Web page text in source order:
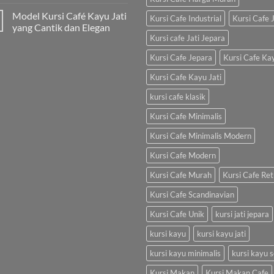
Model Kursi Café Kayu Jati
yang Cantik dan Elegan
Kursi Cafe Industrial
Kursi Cafe
Kursi cafe Jati Jepara
Kursi Cafe Jepara
Kursi Cafe
Kursi Cafe Kayu Jati
kursi cafe klasik
Kursi Cafe Minimalis
Kursi Cafe Minimalis Modern
Kursi Cafe Modern
Kursi Cafe Murah
Kursi Cafe
Kursi Cafe Scandinavian
Kursi Cafe Unik
kursi jati jepara
kursi kayu
kursi kayu jati
kursi kayu minimalis
kursi kayu